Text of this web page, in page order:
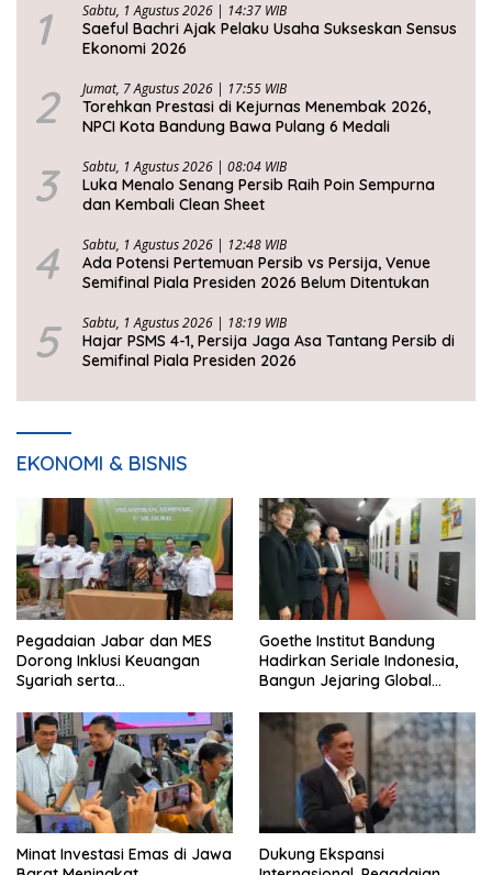
1 Sabtu, 1 Agustus 2026 | 14:37 WIB
Saeful Bachri Ajak Pelaku Usaha Sukseskan Sensus
Ekonomi 2026
2 Jumat, 7 Agustus 2026 | 17:55 WIB
Torehkan Prestasi di Kejurnas Menembak 2026,
NPCI Kota Bandung Bawa Pulang 6 Medali
3 Sabtu, 1 Agustus 2026 | 08:04 WIB
Luka Menalo Senang Persib Raih Poin Sempurna
dan Kembali Clean Sheet
4 Sabtu, 1 Agustus 2026 | 12:48 WIB
Ada Potensi Pertemuan Persib vs Persija, Venue
Semifinal Piala Presiden 2026 Belum Ditentukan
5 Sabtu, 1 Agustus 2026 | 18:19 WIB
Hajar PSMS 4-1, Persija Jaga Asa Tantang Persib di
Semifinal Piala Presiden 2026
EKONOMI & BISNIS
Pegadaian Jabar dan MES
Dorong Inklusi Keuangan
Syariah serta
Goethe Institut Bandung
Hadirkan Seriale Indonesia,
Bangun Jejaring Global
Minat Investasi Emas di Jawa
Dukung Ekspansi